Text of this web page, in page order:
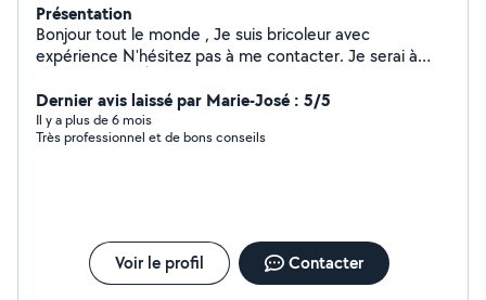
Présentation
Bonjour tout le monde , Je suis bricoleur avec
expérience N'hésitez pas à me contacter. Je serai à
Dernier avis laissé par Marie-José : 5/5
Il y a plus de 6 mois
Très professionnel et de bons conseils
Voir le profil Contacter